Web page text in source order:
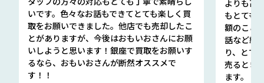
いです。色々なお話もできてとても楽しく買
取をお願いできました。他店でも売却したこ
とがありますが、今後はおもいおさんにお願
いしようと思います！銀座で買取をお願いす
るなら、おもいおさんが断然オススメで
す！！
よりも高
もとても
額のこと
話など細
り、とて
売るとき
ます。